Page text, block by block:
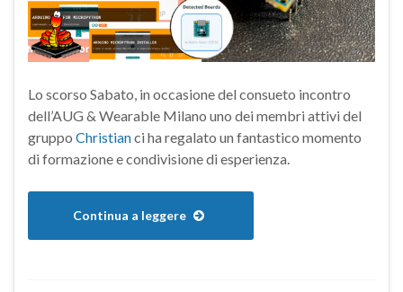
Lo scorso Sabato, in occasione del consueto incontro
dell’AUG & Wearable Milano uno dei membri attivi del
gruppo Christianci ha regalato un fantastico momento
di formazione e condivisione di esperienza.
Continua a leggere